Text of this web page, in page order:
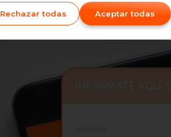
Rechazar todas Aceptar todas